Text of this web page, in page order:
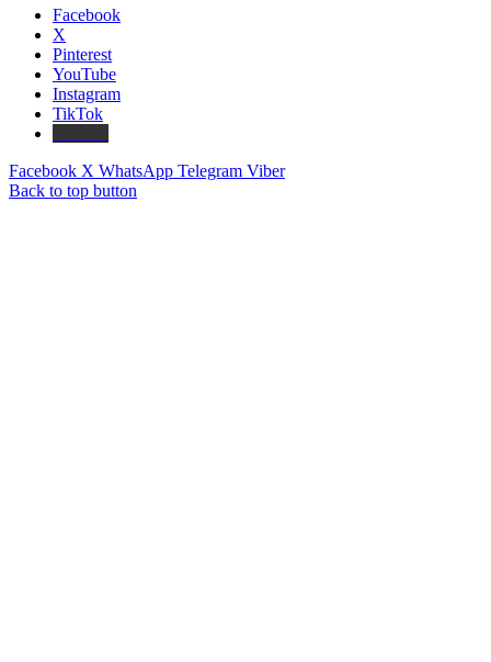
Facebook
X
Pinterest
YouTube
Instagram
TikTok
Facebook X WhatsApp Telegram Viber
Back to top button